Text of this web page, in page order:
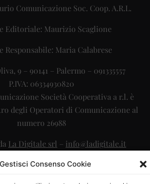
Gestisci Consenso Cookie
Comunicazione Soc. Coop. A.R.L.
Editoriale: Maurizio Scaglione
Responsabile: Maria Calabrese
9 – 90141 – Palermo – 091335557
P.IVA: 06334930820
Società Cooperativa a r.l. è
degli Operatori di Comunicazione al
numero 26988
La Digitale srl – info@ladigitale.it